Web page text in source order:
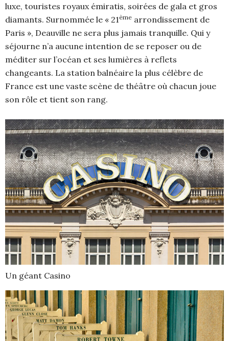
luxe, touristes royaux émiratis, soirées de gala et gros
diamants. Surnommée le « 21ème arrondissement de
Paris », Deauville ne sera plus jamais tranquille. Qui y
séjourne n’a aucune intention de se reposer ou de
méditer sur l’océan et ses lumières à reflets
changeants. La station balnéaire la plus célèbre de
France est une vaste scène de théâtre où chacun joue
son rôle et tient son rang.
Un géant Casino